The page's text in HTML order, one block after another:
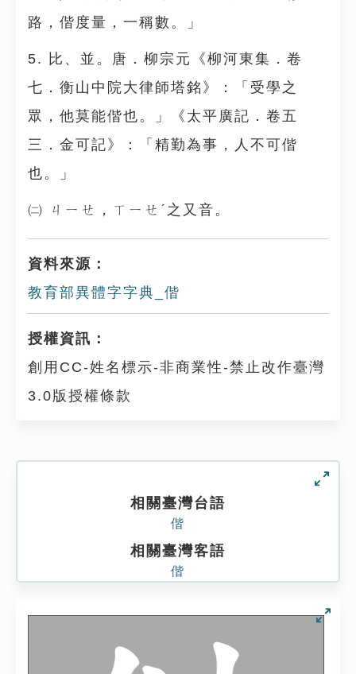
路，偕度量，一稱數。」
5. 比、並。唐．柳宗元《柳河東集．卷
七．衡山中院大律師塔銘》：「受學之
眾，他莫能偕也。」《太平廣記．卷五
三．金可記》：「精勤為事，人不可偕
也。」
㈡ ㄐㄧㄝ，ㄒㄧㄝˊ之又音。
資料來源：
教育部異體字字典_偕
授權資訊：
創用CC-姓名標示-非商業性-禁止改作臺灣
3.0版授權條款
相關臺灣台語
偕
相關臺灣客語
偕